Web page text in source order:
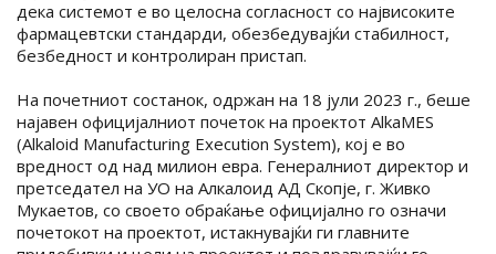
дека системот е во целосна согласност со највисоките
фармацевтски стандарди, обезбедувајќи стабилност,
безбедност и контролиран пристап.
На почетниот состанок, одржан на 18 јули 2023 г., беше
најавен официјалниот почеток на проектот AlkaMES
(Alkaloid Manufacturing Execution System), кој е во
вредност од над милион евра. Генералниот директор и
претседател на УО на Алкалоид АД Скопје, г. Живко
Мукаетов, со своето обраќање официјално го означи
почетокот на проектот, истакнувајќи ги главните